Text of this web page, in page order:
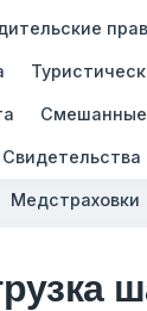
Свидетельства
Медстраховки